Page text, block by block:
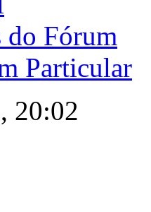
do Fórum
Particular
20:02